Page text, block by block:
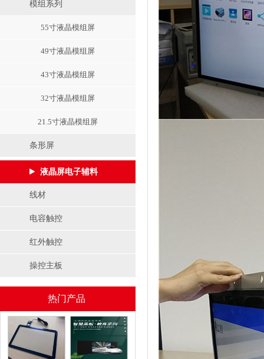
模组系列
55寸液晶模组屏
49寸液晶模组屏
43寸液晶模组屏
32寸液晶模组屏
21.5寸液晶模组屏
条形屏
液晶屏电子辅料
线材
电容触控
红外触控
操控主板
热门产品